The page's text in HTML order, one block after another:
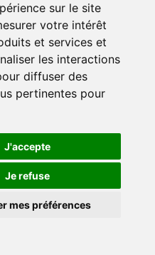
sur le site
votre intérêt
et services et
les interactions
diffuser des
pertinentes pour
J'accepte
Je refuse
mes préférences